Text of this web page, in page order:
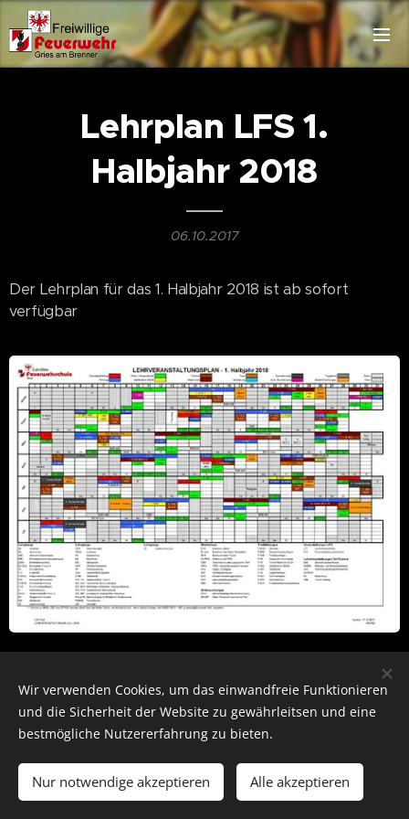
Lehrplan LFS 1.
Halbjahr 2018
06.10.2017
Der Lehrplan für das 1. Halbjahr 2018 ist ab sofort
verfügbar
Notruf 122 Cookies
Wir verwenden Cookies, um das einwandfreie Funktionieren
und die Sicherheit der Website zu gewährleitsen und eine
bestmögliche Nutzererfahrung zu bieten.
Nur notwendige akzeptieren Alle akzeptieren